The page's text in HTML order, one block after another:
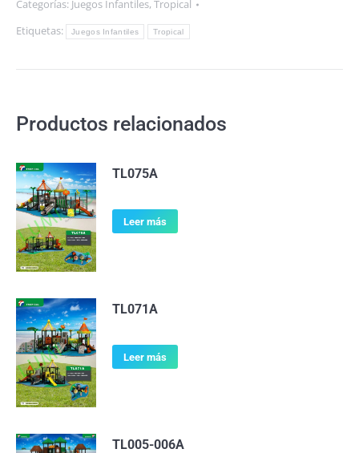
Categorías: Juegos Infantiles, Tropical
Etiquetas:
Juegos Infantiles Tropical
Productos relacionados
TL075A
Leer más
TL071A
Leer más
TL005-006A